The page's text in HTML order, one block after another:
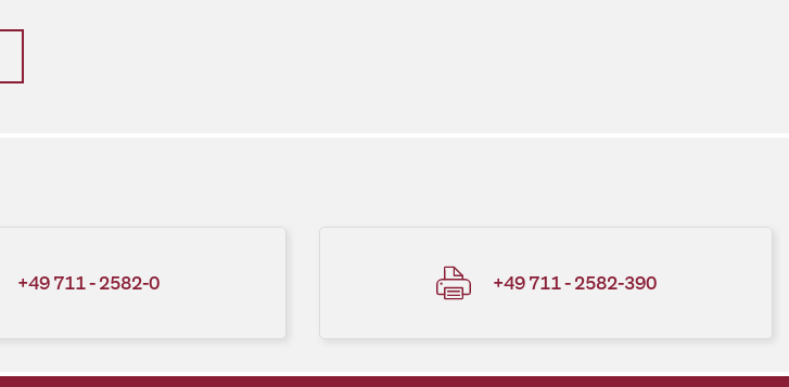
+49 711 - 2582-0 +49 711 - 2582-390